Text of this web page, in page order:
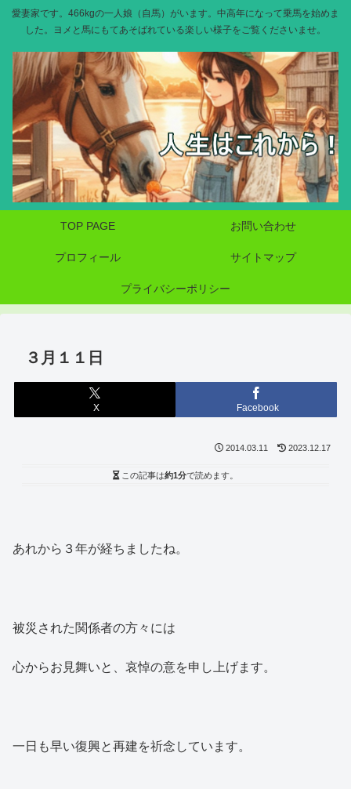
愛妻家です。466kgの一人娘（自馬）がいます。中高年になって乗馬を始めま
した。ヨメと馬にもてあそばれている楽しい様子をご覧くださいませ。
TOP PAGE お問い合わせ
プロフィール サイトマップ
プライバシーポリシー
３月１１日
X Facebook
2014.03.11 2023.12.17
この記事は約1分で読めます。
あれから３年が経ちましたね。
被災された関係者の方々には
心からお見舞いと、哀悼の意を申し上げます。
一日も早い復興と再建を祈念しています。